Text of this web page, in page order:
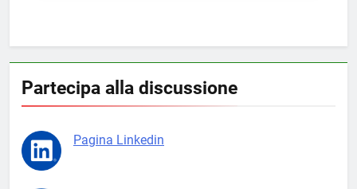
Partecipa alla discussione
Pagina Linkedin